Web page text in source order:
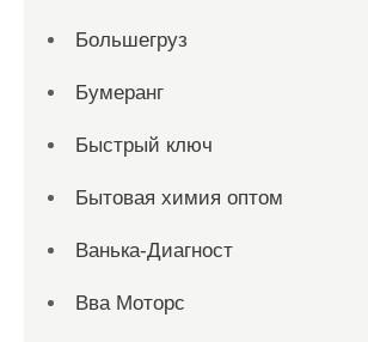
Большегруз
Бумеранг
Быстрый ключ
Бытовая химия оптом
Ванька-Диагност
Вва Моторс